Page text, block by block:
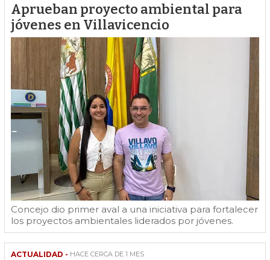
Aprueban proyecto ambiental para
jóvenes en Villavicencio
Concejo dio primer aval a una iniciativa para fortalecer
los proyectos ambientales liderados por jóvenes.
ACTUALIDAD - HACE CERCA DE 1 MES